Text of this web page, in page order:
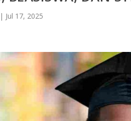
| Jul 17, 2025